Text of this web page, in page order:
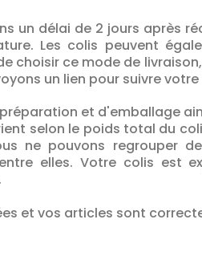
un délai de 2 jours après
Les colis peuvent
choisir ce mode de
un lien pour suivre
et d'emballage
selon le poids total du
ne pouvons regrouper
elles. Votre colis est
et vos articles sont